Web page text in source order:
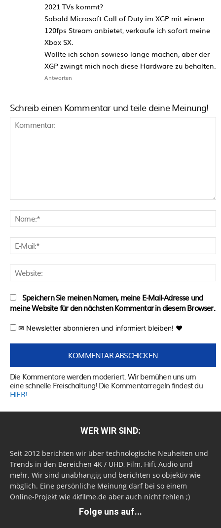
2021 TVs kommt?
Sobald Microsoft Call of Duty im XGP mit einem
120fps Stream anbietet, verkaufe ich sofort meine
Xbox SX.
Wollte ich schon sowieso lange machen, aber der
XGP zwingt mich noch diese Hardware zu behalten.
Antworten
Schreib einen Kommentar und teile deine Meinung!
Speichern Sie meinen Namen, meine E-Mail-Adresse und
meine Website für den nächsten Kommentar in diesem Browser.
✉ Newsletter abonnieren und informiert bleiben! ♥
Die Kommentare werden moderiert. Wir bemühen uns um
eine schnelle Freischaltung! Die Kommentarregeln findest du
HIER!
WER WIR SIND:
Seit 2012 berichten wir über technologische Neuheiten und
Trends in den Bereichen 4K / UHD, Film, Hifi, Audio und
mehr. Wir sind unabhängig und berichten so objektiv wie
möglich. Eine persönliche Meinung darf bei so einem
Online-Projekt wie 4kfilme.de aber auch nicht fehlen ;)
Folge uns auf...